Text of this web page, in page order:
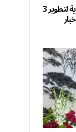
بإشراف وزارة الطاقة.. اتفاقيات سعودية لتطوير 3